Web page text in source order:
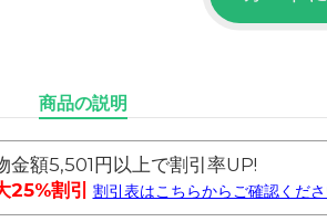
商品の説明
金額5,501円以上で割引率UP!
25%割引 割引表はこちらからご確認くださ